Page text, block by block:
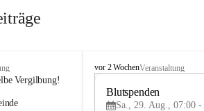
Vergilbung!
B
vor 2 WochenVeranstaltung
Blutspenden
Sa., 29. Aug., 07:00 -